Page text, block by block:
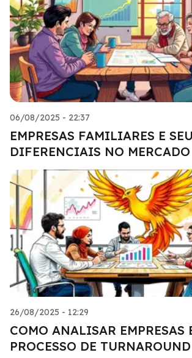
06/08/2025 - 22:37
EMPRESAS FAMILIARES E
DIFERENCIAIS NO MERCADO
26/08/2025 - 12:29
COMO ANALISAR EMPRESAS
PROCESSO DE TURNAROUND